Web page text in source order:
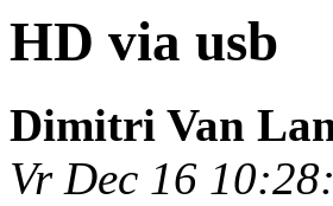
HD via usb
Dimitri Van
Vr Dec 16